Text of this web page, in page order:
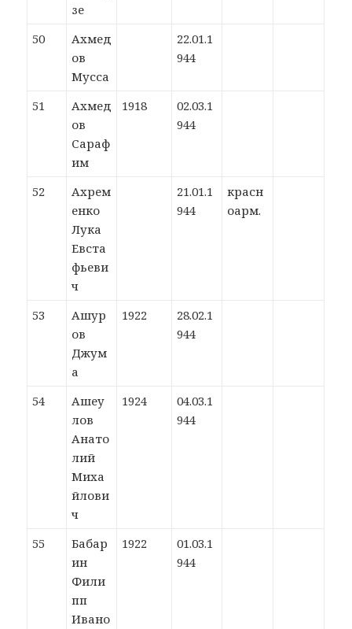
зе
50
Ахмед
ов
Мусса
22.01.1
944
51
Ахмед
ов
Сараф
им
1918
02.03.1
944
52
Ахрем
енко
Лука
Евста
фьеви
ч
21.01.1
944
красн
оарм.
53
Ашур
ов
Джум
а
1922
28.02.1
944
54
Ашеу
лов
Анато
лий
Миха
йлови
ч
1924
04.03.1
944
55
Бабар
ин
Фили
пп
Ивано
1922
01.03.1
944